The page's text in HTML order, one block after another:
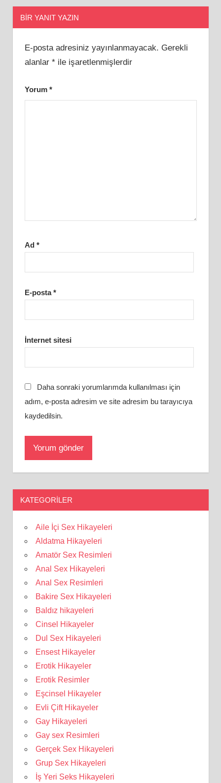
BIR YANIT YAZIN
E-posta adresiniz yayınlanmayacak. Gerekli
alanlar *ile işaretlenmişlerdir
Yorum *
Ad *
E-posta*
İnternet sitesi
Daha sonraki yorumlarımda kullanılması için
adım, e-posta adresim ve site adresim bu tarayıcıya
kaydedilsin.
KATEGORILER
Aile İçi Sex Hikayeleri
Aldatma Hikayeleri
Amatör Sex Resimleri
Anal Sex Hikayeleri
Anal Sex Resimleri
Bakire Sex Hikayeleri
Baldız hikayeleri
Cinsel Hikayeler
Dul Sex Hikayeleri
Ensest Hikayeler
Erotik Hikayeler
Erotik Resimler
Eşcinsel Hikayeler
Evli Çift Hikayeler
Gay Hikayeleri
Gay sex Resimleri
Gerçek Sex Hikayeleri
Grup Sex Hikayeleri
İş Yeri Seks Hikayeleri